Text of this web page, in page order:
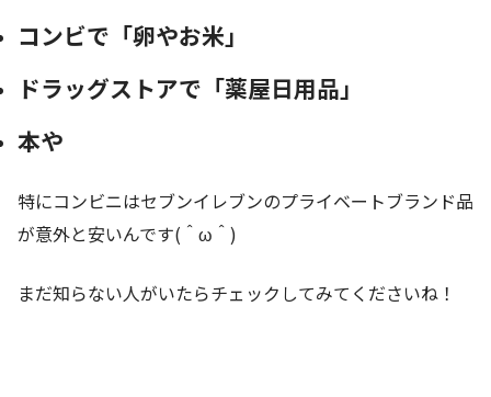
コンビで「卵やお米」
ドラッグストアで「薬屋日用品」
本や
特にコンビニはセブンイレブンのプライベートブランド品
が意外と安いんです(＾ω＾)
まだ知らない人がいたらチェックしてみてくださいね！